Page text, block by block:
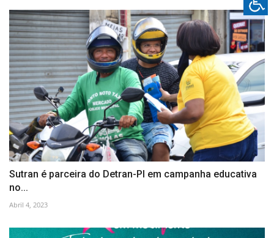
Sutran é parceira do Detran-PI em campanha educativa
no...
Abril 4, 2023